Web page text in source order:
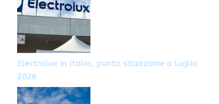
Electrolux in Italia, punto situazione a luglio
2026